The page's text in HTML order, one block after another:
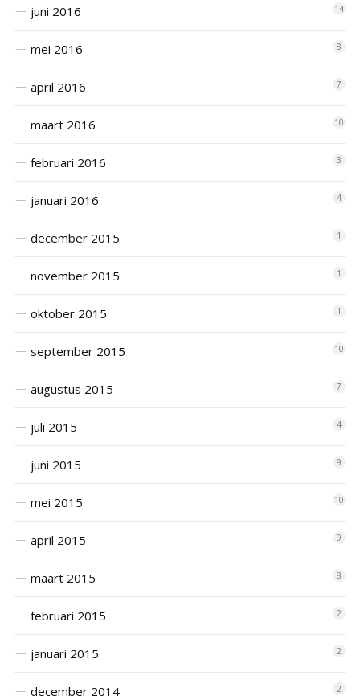
juni 2016 14
mei 2016 8
april 2016 7
maart 2016 10
februari 2016 3
januari 2016 4
december 2015 1
november 2015 1
oktober 2015 1
september 2015 10
augustus 2015 7
juli 2015 4
juni 2015 9
mei 2015 10
april 2015 9
maart 2015 8
februari 2015 2
januari 2015 2
december 2014 2